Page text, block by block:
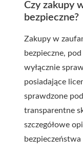
Czy zakupy
bezpieczne?
Zakupy w
bezpieczne,
wyłącznie
posiadające
sprawdzone
transparentne
szczegółowe